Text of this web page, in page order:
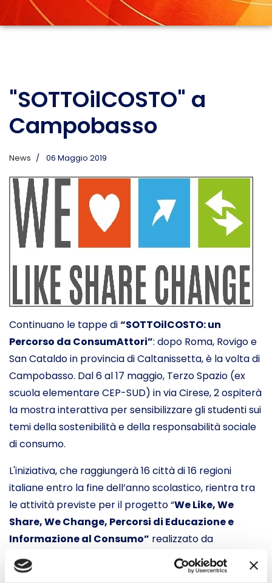
"SOTTOilCOSTO" a
Campobasso
News 06 Maggio 2019
Continuano le tappe di“SOTTOilCOSTO: un
Percorso da ConsumAttori”: dopo Roma, Rovigo e
San Cataldo in provincia di Caltanissetta, è la volta di
Campobasso. Dal 6 al 17 maggio, Terzo Spazio (ex
scuola elementare CEP-SUD) in via Cirese, 2 ospiterà
la mostra interattiva per sensibilizzare gli studenti sui
temi della sostenibilità e della responsabilità sociale
di consumo.
L'iniziativa, che raggiungerà 16 città di 16 regioni
italiane entro la fine dell’anno scolastico, rientra tra
le attività previste per il progetto “We Like, We
Share, We Change, Percorsi di Educazione e
Informazione al Consumo” realizzato da
Movimento Consumatori e Cies Onlus.